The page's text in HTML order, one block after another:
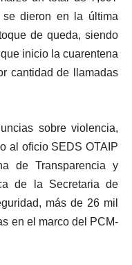
dieron en la última
de queda, siendo
inicio la cuarentena
cantidad de llamadas
sobre violencia,
al oficio SEDS OTAIP
de Transparencia y
de la Secretaria de
más de 26 mil
en el marco del PCM-